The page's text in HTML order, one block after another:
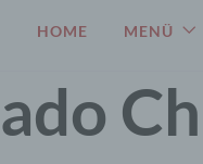
HOME MENÜ